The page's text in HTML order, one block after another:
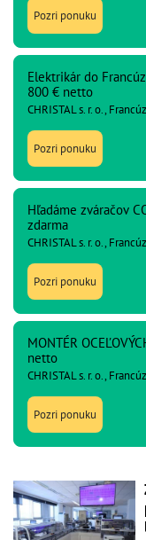
Pozri ponuku
Elektrikár do
800 € netto
CHRISTAL s. r. o.,
Pozri ponuku
Hľadáme zváračov
zdarma
CHRISTAL s. r. o.,
Pozri ponuku
MONTÉR
netto
CHRISTAL s. r. o.,
Pozri ponuku